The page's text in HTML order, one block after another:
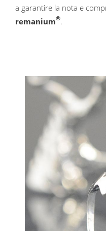
a garantire la nota e
remanium®.